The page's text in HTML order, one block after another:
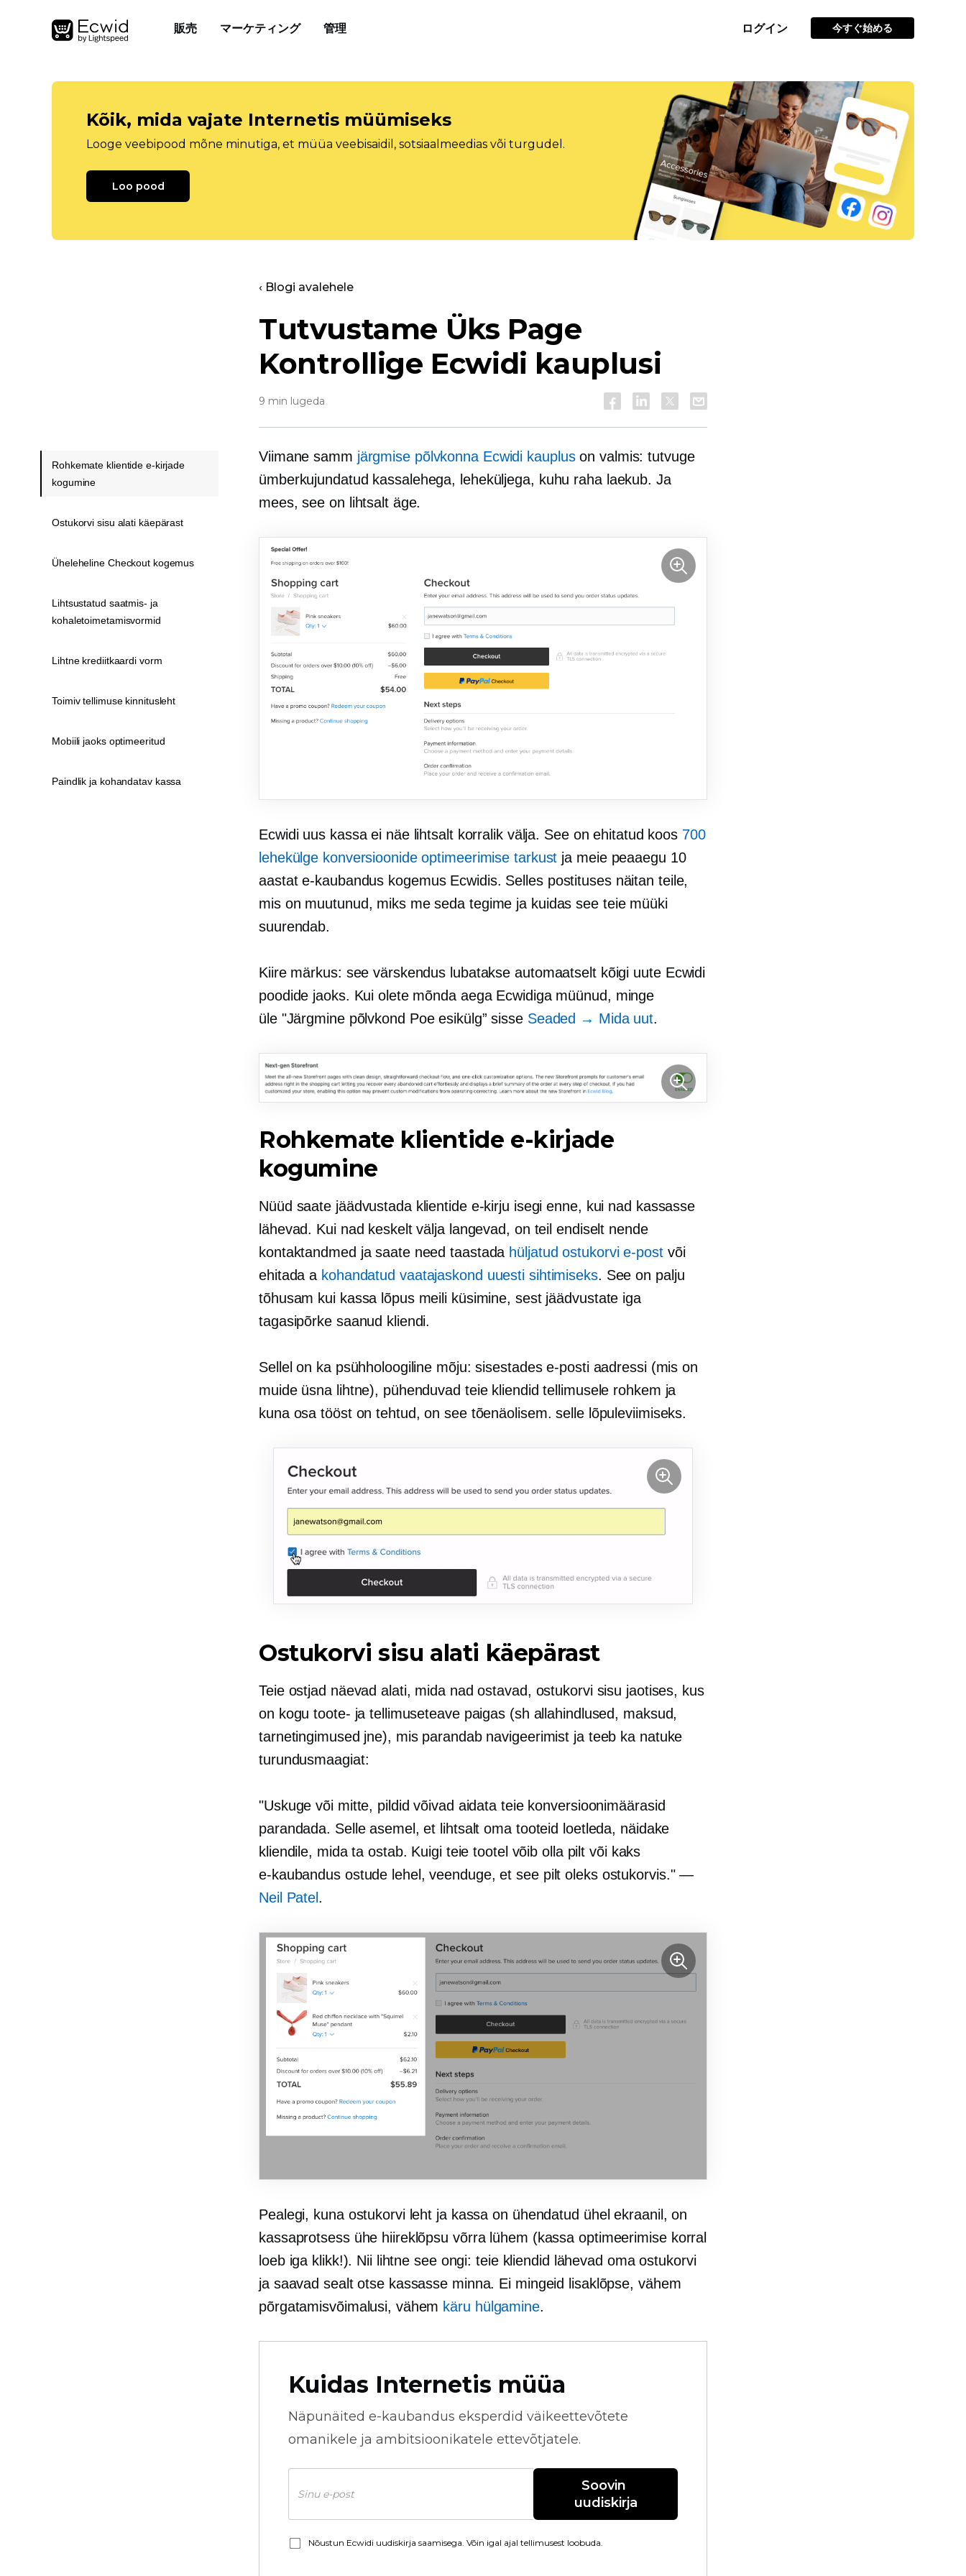
販売 マーケティング 管理 ログイン 今すぐ始める
Kõik, mida vajate Internetis müümiseks
Looge veebipood mõne minutiga, et müüa veebisaidil, sotsiaalmeedias või turgudel.
Loo pood
‹ Blogi avalehele
Tutvustame Üks Page
Kontrollige Ecwidi kauplusi
9 min lugeda
Viimane samm järgmise põlvkonnaEcwidi kaupluson valmis: tutvuge
ümberkujundatud kassalehega, leheküljega, kuhu raha laekub. Ja
mees, see on lihtsalt äge.
Ecwidi uus kassa ei näe lihtsalt korralik välja. See on ehitatud koos 700
lehekülge konversioonide optimeerimise tarkust ja meie peaaegu 10
aastate-kaubandus kogemus Ecwidis. Selles postituses näitan teile,
mis on muutunud, miks me seda tegime ja kuidas see teie müüki
suurendab.
Kiire märkus: see värskendus lubatakse automaatselt kõigi uute Ecwidi
poodide jaoks. Kui olete mõnda aega Ecwidiga müünud, minge
üle "Järgmine põlvkond Poe esikülg” sisse Seaded → Mida uut.
Rohkemate klientide e-kirjade
kogumine
Nüüd saate jäädvustada klientide e-kirju isegi enne, kui nad kassasse
lähevad. Kui nad keskelt välja langevad, on teil endiselt nende
kontaktandmed ja saate need taastada hüljatud ostukorvi e-postvõi
ehitada a kohandatud vaatajaskond uuesti sihtimiseks. See on palju
tõhusam kui kassa lõpus meili küsimine, sest jäädvustate iga
tagasipõrke saanud kliendi.
Sellel on ka psühholoogiline mõju: sisestades e-posti aadressi (mis on
muide üsna lihtne), pühenduvad teie kliendid tellimusele rohkem ja
kuna osa tööst on tehtud, on see tõenäolisem. selle lõpuleviimiseks.
Ostukorvi sisu alati käepärast
Teie ostjad näevad alati, mida nad ostavad, ostukorvi sisu jaotises, kus
on kogu toote- ja tellimuseteave paigas (sh allahindlused, maksud,
tarnetingimused jne), mis parandab navigeerimist ja teeb ka natuke
turundusmaagiat:
"Uskuge või mitte, pildid võivad aidata teie konversioonimäärasid
parandada. Selle asemel, et lihtsalt oma tooteid loetleda, näidake
kliendile, mida ta ostab. Kuigi teie tootel võib olla pilt või kaks
e-kaubandusostude lehel, veenduge, et see pilt oleks ostukorvis." —
Neil Patel .
Pealegi, kuna ostukorvi leht ja kassa on ühendatud ühel ekraanil, on
kassaprotsess ühe hiireklõpsu võrra lühem (kassa optimeerimise korral
loeb iga klikk!). Nii lihtne see ongi: teie kliendid lähevad oma ostukorvi
ja saavad sealt otse kassasse minna. Ei mingeid lisaklõpse, vähem
põrgatamisvõimalusi, vähem käru hülgamine.
Kuidas Internetis müüa
Näpunäited e-kaubandus eksperdid väikeettevõtete
omanikele ja ambitsioonikatele ettevõtjatele.
Soovin
uudiskirja
Nõustun Ecwidi uudiskirja saamisega. Võin igal ajal tellimusest loobuda.
Rohkemate klientide e-kirjade
kogumine
Ostukorvi sisu alati käepärast
Üheleheline Checkout kogemus
Lihtsustatud saatmis- ja
kohaletoimetamisvormid
Lihtne krediitkaardi vorm
Toimiv tellimuse kinnitusleht
Mobiili jaoks optimeeritud
Paindlik ja kohandatav kassa